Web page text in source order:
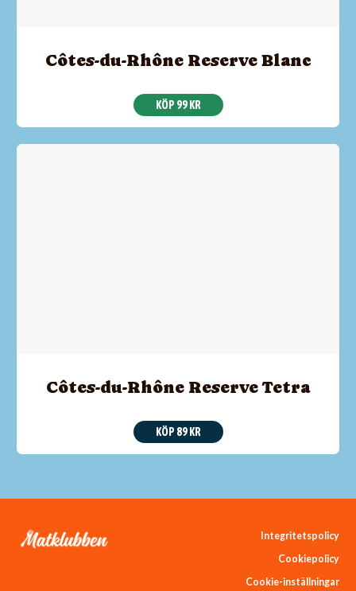
Côtes-du-Rhône Reserve Blanc
KÖP 99 KR
Côtes-du-Rhône Reserve Tetra
KÖP 89 KR
Integritetspolicy
Cookiepolicy
Cookie-inställningar